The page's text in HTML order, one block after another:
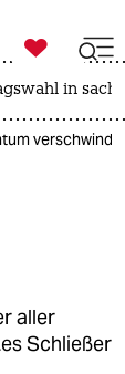

taz zahl ich
in
aller
Schließer